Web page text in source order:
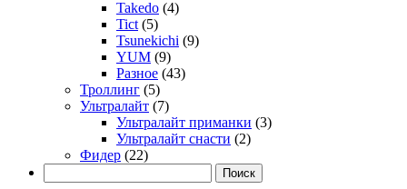
Takedo (4)
Tict (5)
Tsunekichi (9)
YUM (9)
Разное (43)
Троллинг (5)
Ультралайт (7)
Ультралайт приманки (3)
Ультралайт снасти (2)
Фидер (22)